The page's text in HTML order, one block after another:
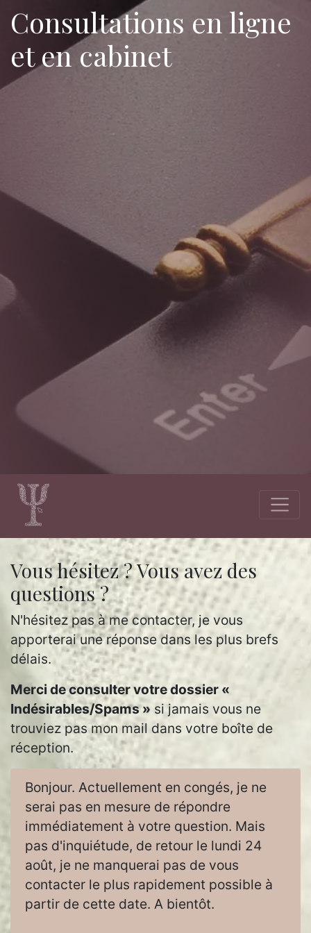
Consultations en ligne
et en cabinet
Vous hésitez ? Vous avez des
questions ?
N'hésitez pas à me contacter, je vous
apporterai une réponse dans les plus brefs
délais.
Merci de consulter votre dossier «
Indésirables/Spams » si jamais vous ne
trouviez pas mon mail dans votre boîte de
réception.
Bonjour. Actuellement en congés, je ne
serai pas en mesure de répondre
immédiatement à votre question. Mais
pas d'inquiétude, de retour le lundi 24
août, je ne manquerai pas de vous
contacter le plus rapidement possible à
partir de cette date. A bientôt.